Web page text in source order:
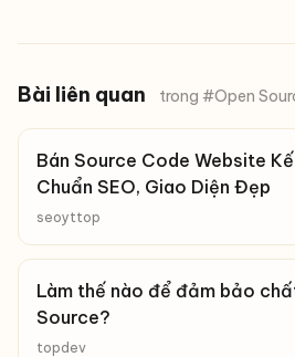
Bài liên quan trong #Open
Bán Source Code Website
Chuẩn SEO, Giao Diện Đẹp
seoyttop
Làm thế nào để đảm bảo
Source?
topdev